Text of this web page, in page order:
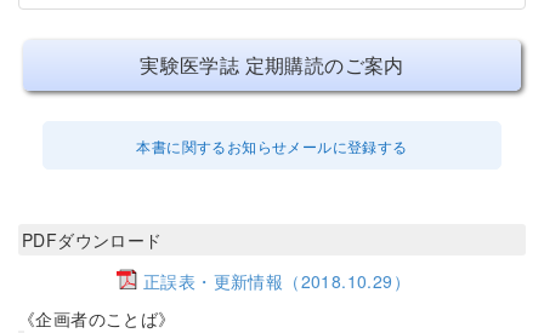
実験医学誌 定期購読のご案内
本書に関するお知らせメールに登録する
PDFダウンロード
正誤表・更新情報（2018.10.29）
《企画者のことば》